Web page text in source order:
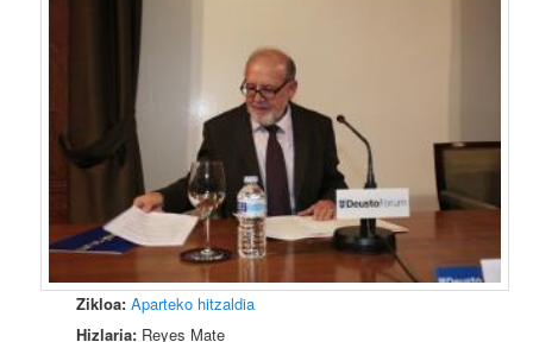
Zikloa: Aparteko hitzaldia
Hizlaria: Reyes Mate